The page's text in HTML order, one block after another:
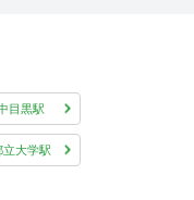
目黒駅
立大学駅